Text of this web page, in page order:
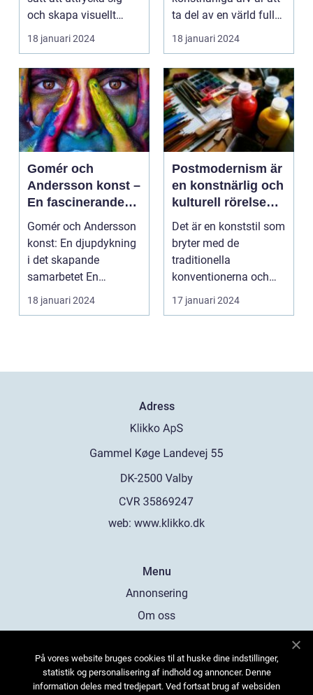
och skapa visuellt
engagerande kon...
18 januari 2024
ta del av en värld full
av rikedom oc...
18 januari 2024
Gomér och
Andersson konst –
En fascinerande
utforskning av det
kreativa
samarbetet
Gomér och Andersson
konst: En djupdykning
i det skapande
samarbetet En
övergripande, grundlig
över...
18 januari 2024
Postmodernism är
en konstnärlig och
kulturell rörelse
som började ta
form under 1960-
talet och fortsatte
att växa i
de kommande
årtiondena
Det är en konststil som
bryter med de
traditionella
konventionerna och
utmanar den
etablerade normen...
17 januari 2024
Adress
web: www.klikko.dk
Menu
Annonsering
Om oss
Kontakta oss
Sitemap
På vores website bruges cookies til at huske dine indstillinger,
statistik og personalisering af indhold og annoncer. Denne
information deles med tredjepart. Ved fortsat brug af websiden